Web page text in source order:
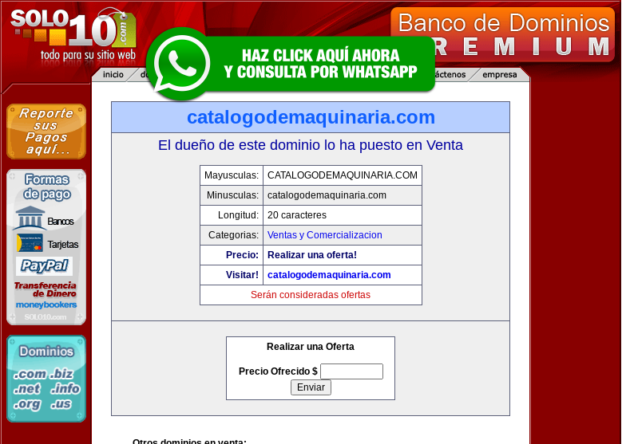
catalogodemaquinaria.com
El dueño de este dominio lo ha puesto en Venta
Mayusculas:
CATALOGODEMAQUINARIA.COM
Minusculas:
catalogodemaquinaria.com
Longitud:
20 caracteres
Categorias:
Ventas y Comercializacion
Precio:
Realizar una oferta!
Visitar!
catalogodemaquinaria.com
Serán consideradas ofertas
Realizar una Oferta
Precio Ofrecido $